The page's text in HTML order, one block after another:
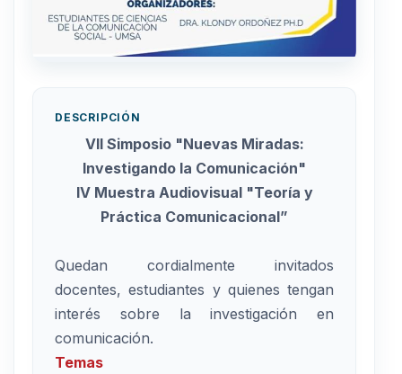
DESCRIPCIÓN
VII Simposio "Nuevas Miradas:
Investigando la Comunicación"
IV Muestra Audiovisual "Teoría y
Práctica Comunicacional”
Quedan cordialmente invitados
docentes, estudiantes y quienes tengan
interés sobre la investigación en
comunicación.
Temas